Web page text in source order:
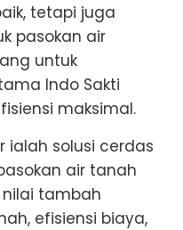
tetapi juga
pasokan air
untuk
Indo Sakti
maksimal.
ialah solusi cerdas
air tanah
tambah
efisiensi biaya,